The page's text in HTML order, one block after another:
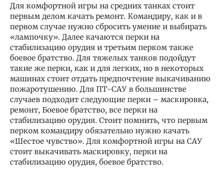
Для комфортной игры на средних танках стоит
первым делом качать ремонт. Командиру, как и в
первом случае нужно сбросить умение и выбирать
«лампочку». Далее качаются перки на
стабилизацию орудия и третьим перком также
боевое братство. Для тяжелых танков подойдут
такие же перки, как и для легких, но в некоторых
машинах стоит отдать предпочтение выкачиванию
пожаротушению. Для ПТ-САУ в большинстве
случаев подходит следующие перки – маскировка,
ремонт, Боевое братство, все перки на
стабилизацию орудия. Стоит помнить, что первым
перком командиру обязательно нужно качать
«Шестое чувство». Для комфортной игры на САУ
стоит выкачивать маскировку, перки на
стабилизацию орудия, боевое братство.